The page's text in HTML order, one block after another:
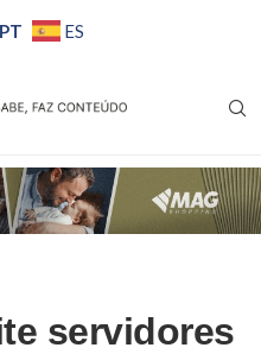
PT ES
servidores